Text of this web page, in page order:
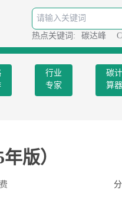
热点关键词:
碳达峰
行业
专家
碳计
算器
版）